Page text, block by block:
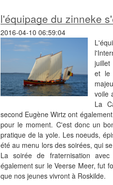
l'équipage du zinneke
2016-04-10 06:59:04
juillet
et le
voile
La
second Eugène Wirtz ont
pour le moment. C'est donc un
pratique de la yole. Les noeuds,
été au menu lors des soirées, qui
La soirée de fraternisation
également sur le Veerse Meer, fut
que nos jeunes vivront à Roskilde.